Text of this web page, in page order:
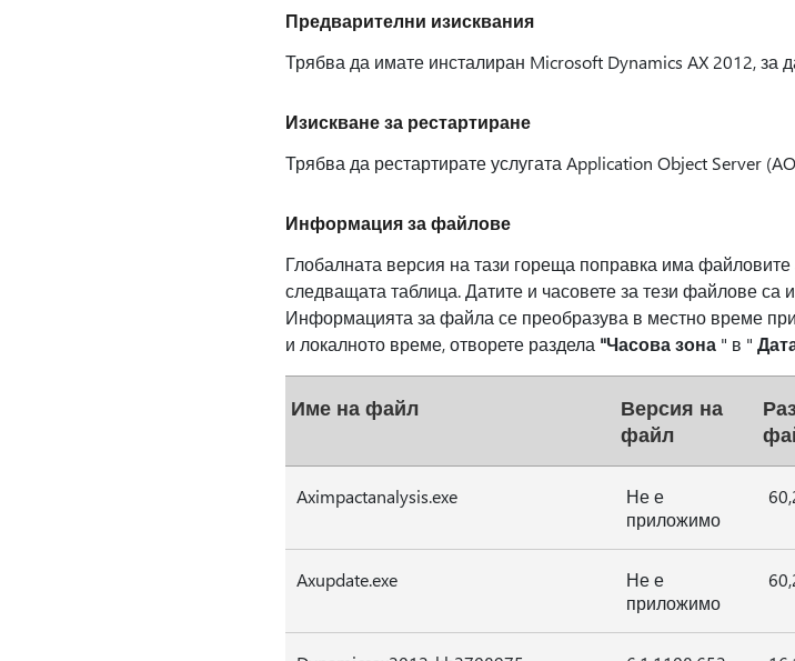
Предварителни изисквания
Трябва да имате инсталиран Microsoft Dynamics AX 2012, за
Изискване за рестартиране
Трябва да рестартирате услугата Application Object Server
Информация за файлове
Глобалната версия на тази гореща поправка има
следващата таблица. Датите и часовете за тези файлове са
Информацията за файла се преобразува в местно време
и локалното време, отворете раздела "Часова зона" в "
Име на файл
Версия на
файл
Aximpactanalysis.exe
Не е
приложимо
Axupdate.exe
Не е
приложимо